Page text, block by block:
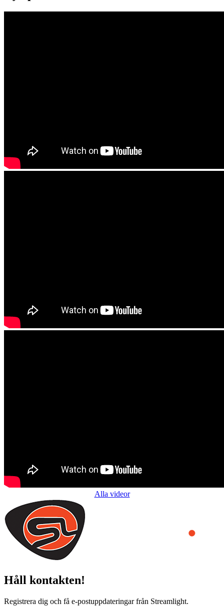
Alla videor
Håll kontakten!
Registrera dig och få e-postuppdateringar från Streamlight.